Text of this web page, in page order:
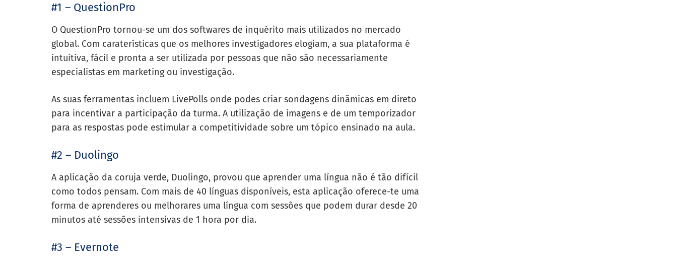
#1 – QuestionPro
O QuestionPro tornou-se um dos softwares de inquérito mais utilizados no mercado
global. Com caraterísticas que os melhores investigadores elogiam, a sua plataforma é
intuitiva, fácil e pronta a ser utilizada por pessoas que não são necessariamente
especialistas em marketing ou investigação.
As suas ferramentas incluem LivePolls onde podes criar sondagens dinâmicas em direto
para incentivar a participação da turma. A utilização de imagens e de um temporizador
para as respostas pode estimular a competitividade sobre um tópico ensinado na aula.
#2 – Duolingo
A aplicação da coruja verde, Duolingo, provou que aprender uma língua não é tão difícil
como todos pensam. Com mais de 40 línguas disponíveis, esta aplicação oferece-te uma
forma de aprenderes ou melhorares uma língua com sessões que podem durar desde 20
minutos até sessões intensivas de 1 hora por dia.
#3 – Evernote